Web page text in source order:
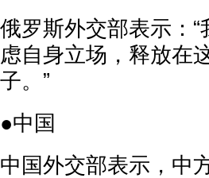
俄罗斯外交部表示：
虑自身立场，释放在
子。”
●中国
中国外交部表示，中